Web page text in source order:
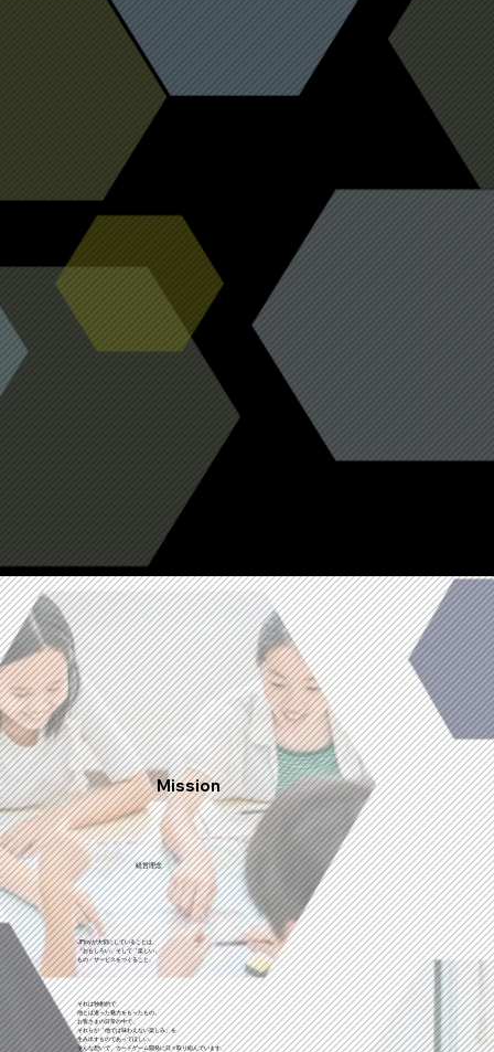
Mission
​経営理念
JPjoyが大切にしていることは、
「おもしろい」そして「楽しい」
もの・サービスをつくること。
それは独創的で、
他とは違った魅力をもったもの。
お客さまの日常の中で、
それらが「他では味わえない楽しみ」を
生み出すものであってほしい。
そんな想いで、カードゲーム開発に日々取り組んでいます。